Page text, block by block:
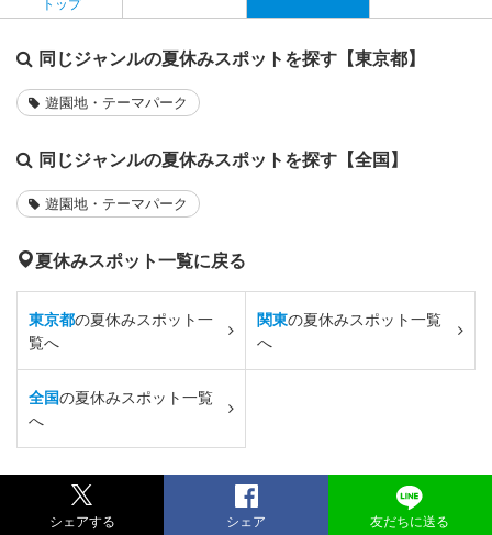
同じジャンルの夏休みスポットを探す【東京都】
遊園地・テーマパーク
同じジャンルの夏休みスポットを探す【全国】
遊園地・テーマパーク
夏休みスポット一覧に戻る
東京都の夏休みスポット一
覧へ
関東の夏休みスポット一覧
へ
全国の夏休みスポット一覧
へ
シェアする シェア 友だちに送る